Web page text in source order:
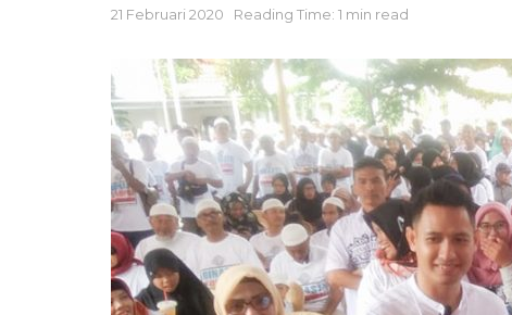
21 Februari 2020 Reading Time: 1 min read